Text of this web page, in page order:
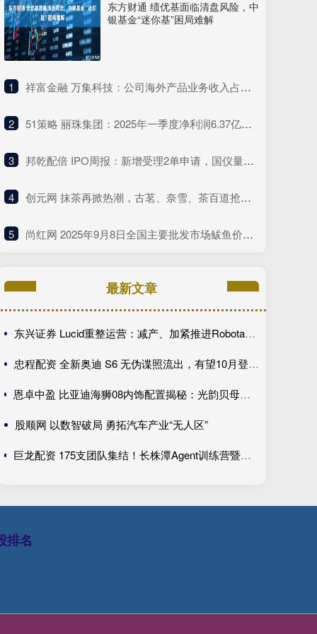
东方财通 绩优基面临清盘风险，中
银基金“迷你基”困局难解
1 ​祥富金融 万集科技：公司海外产品业务收入占总营收的比例较低
2 ​51策略 丽珠集团：2025年一季度净利润6.37亿元 同比增长4.75%
3 ​邦乾配倍 IPO周报：新增受理2单申请，国仪量子年度研发投入占比下滑
4 ​创元网 抹茶再掀热潮，古茗、奈雪、茶百道抢着推这种“浓”新品
5 ​尚红网 2025年9月8日全国主要批发市场鲅鱼价格行情
最新文章
东兴证券 Lucid重整运营：减产、加紧推进Robotaxi、性价比车型继续跳票
忠程配资 全新奥迪 S6 无伪谍照流出，有望10月登陆巴黎车展完成首秀!
恩卓中盈 比亚迪海狮08内饰配置揭秘：光韵贝母饰条搭配25扬帝瓦雷音响登场
股顺网 以数智破局 勇拓汽车产业“无人区”
巨龙配资 175支团队集结！长株潭Agent训练营暨创新开发大赛第一期训练营开讲
排名